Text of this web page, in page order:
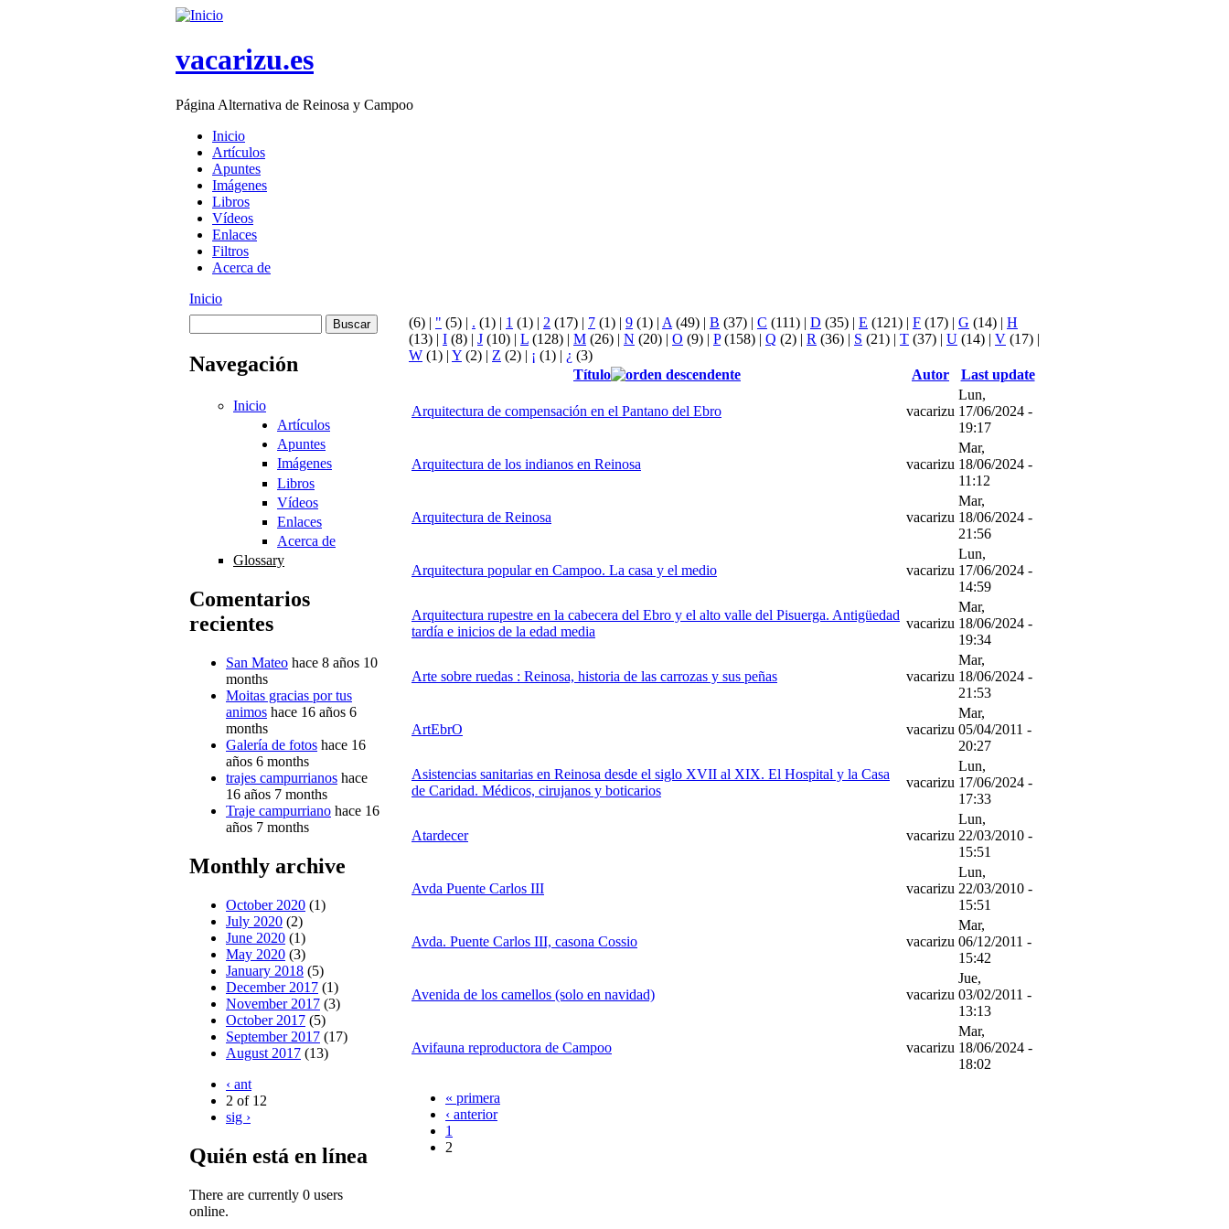
vacarizu.es
Página Alternativa de Reinosa y Campoo
Main menu
Inicio
Artículos
Apuntes
Imágenes
Libros
Vídeos
Enlaces
Filtros
Acerca de
You are here
Inicio
búsqueda
Navegación
Inicio
Artículos
Apuntes
Imágenes
Libros
Vídeos
Enlaces
Acerca de
Glossary
Comentarios
recientes
San Mateo hace 8 años 10
months
Moitas gracias por tus
animos hace 16 años 6
months
Galería de fotos hace 16
años 6 months
trajes campurrianos hace
16 años 7 months
Traje campurriano hace 16
años 7 months
Monthly archive
October 2020 (1)
July 2020 (2)
June 2020 (1)
May 2020 (3)
January 2018 (5)
December 2017 (1)
November 2017 (3)
October 2017 (5)
September 2017 (17)
August 2017 (13)
‹ ant
2 of 12
sig ›
Quién está en línea
There are currently 0 users
online.
(6) | " (5) | . (1) | 1 (1) | 2 (17) | 7 (1) | 9 (1) | A (49) | B (37) | C (111) | D (35) | E (121) | F (17) | G (14) | H
(13) | I (8) | J (10) | L (128) | M (26) | N (20) | O (9) | P(158) | Q (2) | R (36) | S (21) | T (37) | U (14) | V (17) |
W (1) | Y (2) | Z (2) | ¡ (1) | ¿ (3)
Título
Autor Last update
Arquitectura de compensación en el Pantano del Ebro vacarizu
Lun,
17/06/2024 -
19:17
Arquitectura de los indianos en Reinosa vacarizu
Mar,
18/06/2024 -
11:12
Arquitectura de Reinosa vacarizu
Mar,
18/06/2024 -
21:56
Arquitectura popular en Campoo. La casa y el medio vacarizu
Lun,
17/06/2024 -
14:59
Arquitectura rupestre en la cabecera del Ebro y el alto valle del Pisuerga. Antigüedad
tardía e inicios de la edad media
vacarizu
Mar,
18/06/2024 -
19:34
Arte sobre ruedas : Reinosa, historia de las carrozas y sus peñas vacarizu
Mar,
18/06/2024 -
21:53
ArtEbrO vacarizu
Mar,
05/04/2011 -
20:27
Asistencias sanitarias en Reinosa desde el siglo XVII al XIX. El Hospital y la Casa
de Caridad. Médicos, cirujanos y boticarios
vacarizu
Lun,
17/06/2024 -
17:33
Atardecer vacarizu
Lun,
22/03/2010 -
15:51
Avda Puente Carlos III vacarizu
Lun,
22/03/2010 -
15:51
Avda. Puente Carlos III, casona Cossio vacarizu
Mar,
06/12/2011 -
15:42
Avenida de los camellos (solo en navidad) vacarizu
Jue,
03/02/2011 -
13:13
Avifauna reproductora de Campoo vacarizu
Mar,
18/06/2024 -
18:02
Páginas
« primera
‹ anterior
1
2